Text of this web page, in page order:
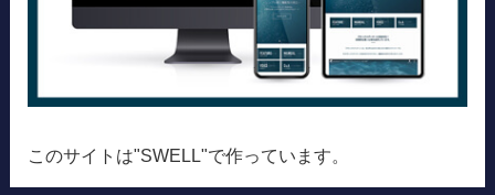
このサイトは"SWELL"で作っています。